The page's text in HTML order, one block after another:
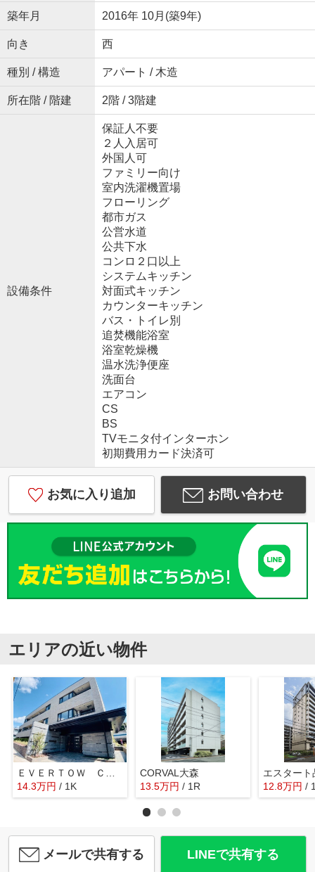
築年月 2016年 10月(築9年)
向き 西
種別 / 構造 アパート / 木造
所在階 / 階建 2階 / 3階建
設備条件
保証人不要
２人入居可
外国人可
ファミリー向け
室内洗濯機置場
フローリング
都市ガス
公営水道
公共下水
コンロ２口以上
システムキッチン
対面式キッチン
カウンターキッチン
バス・トイレ別
追焚機能浴室
浴室乾燥機
温水洗浄便座
洗面台
エアコン
CS
BS
TVモニタ付インターホン
初期費用カード決済可
お気に入り追加 お問い合わせ
エリアの近い物件
14.3万円 / 1K
CORVAL大森
13.5万円 / 1R
エスター
12.8万円 /
メールで共有する LINEで共有する